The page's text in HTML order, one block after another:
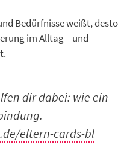
Bedürfnisse weißt, desto
im Alltag – und
dir dabei: wie ein
eltern-cards-bl